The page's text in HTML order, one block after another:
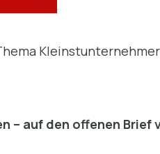
Kleinstunternehmer
– auf den offenen Brief